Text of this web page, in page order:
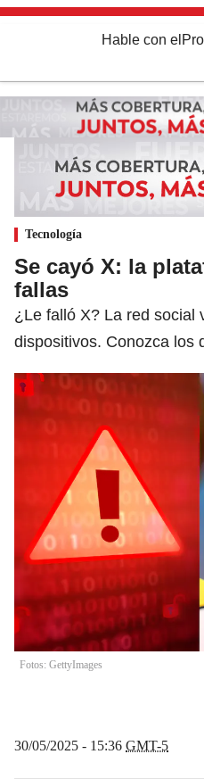
Hable con el
Tecnología
Se cayó X: la
fallas
¿Le falló X? La red social
dispositivos. Conozca los
Fotos: GettyImages
30/05/2025 - 15:36 GMT-5